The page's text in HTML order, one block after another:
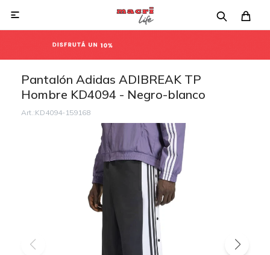

Pantalón Adidas ADIBREAK TP
Hombre KD4094 - Negro-blanco
KD4094-159168